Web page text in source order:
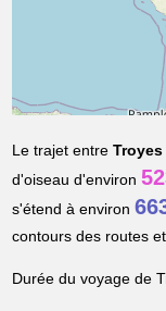
Le trajet entreTroyes
d'oiseau d'environ
s'étend à environ
contours des routes
Durée du voyage de